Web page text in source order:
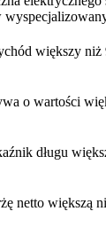
większy
o wartości
długu
netto większą